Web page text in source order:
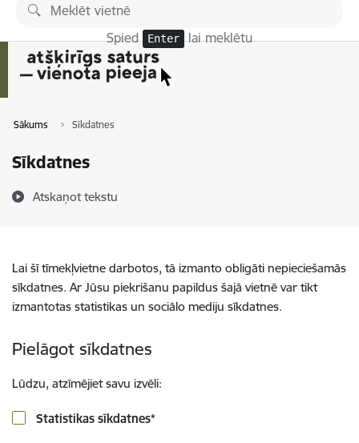
Pāriet uz lapas saturu
Spied Enter lai meklētu
Sākums Sīkdatnes
Sīkdatnes
Atskaņot tekstu
Lai šī tīmekļvietne darbotos, tā izmanto obligāti nepieciešamās
sīkdatnes. Ar Jūsu piekrišanu papildus šajā vietnē var tikt
izmantotas statistikas un sociālo mediju sīkdatnes.
Pielāgot sīkdatnes
Lūdzu, atzīmējiet savu izvēli:
Statistikas sīkdatnes*